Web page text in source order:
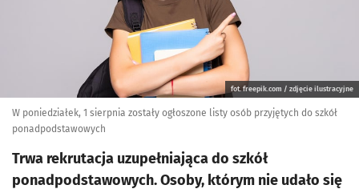
fot. freepik.com / zdjęcie ilustracyjne
W poniedziałek, 1 sierpnia zostały ogłoszone listy osób przyjętych do szkół
ponadpodstawowych
Trwa rekrutacja uzupełniająca do szkół
ponadpodstawowych. Osoby, którym nie udało się